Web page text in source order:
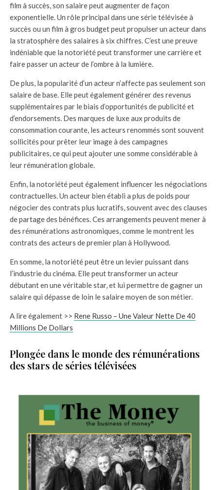
film à succès, son salaire peut augmenter de façon
exponentielle. Un rôle principal dans une série télévisée à
succès ou un film à gros budget peut propulser un acteur dans
la stratosphère des salaires à six chiffres. C’est une preuve
indéniable que la notoriété peut transformer une carrière et
faire passer un acteur de l’ombre à la lumière.
De plus, la popularité d’un acteur n’affecte pas seulement son
salaire de base. Elle peut également générer des revenus
supplémentaires par le biais d’opportunités de publicité et
d’endorsements. Des marques de luxe aux produits de
consommation courante, les acteurs renommés sont souvent
sollicités pour prêter leur image à des campagnes
publicitaires, ce qui peut ajouter une somme considérable à
leur rémunération globale.
Enfin, la notoriété peut également influencer les négociations
contractuelles. Un acteur bien établi a plus de poids pour
négocier des contrats plus lucratifs, souvent avec des clauses
de partage des bénéfices. Ces arrangements peuvent mener à
des rémunérations astronomiques, comme le montrent les
contrats des acteurs de premier plan à Hollywood.
En somme, la notoriété peut être un levier puissant dans
l’industrie du cinéma. Elle peut transformer un acteur
débutant en une véritable star, et lui permettre de gagner un
salaire qui dépasse de loin le salaire moyen de son métier.
A lire également >> Rene Russo – Une Valeur Nette De 40
Millions De Dollars
Plongée dans le monde des rémunérations
des stars de séries télévisées